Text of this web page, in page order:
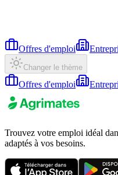
Offres d'emploi
Changer le thème
Offres d'emploi
Trouvez votre emploi idéal
adaptés à vos besoins.